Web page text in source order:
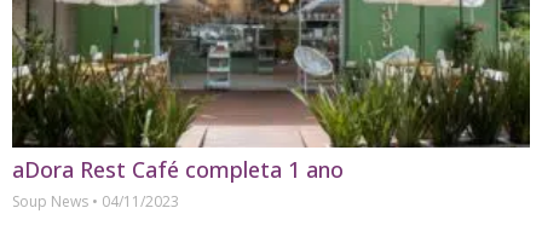
aDora Rest Café completa 1 ano
Soup News
04/11/2023